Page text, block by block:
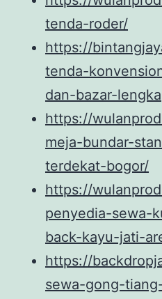
tenda-roder/
https://
tenda-
dan-bazar-
https://
meja-bundar-
terdekat-bogor/
https://
penyedia-sewa-
back-kayu-jati-
https://
sewa-gong-